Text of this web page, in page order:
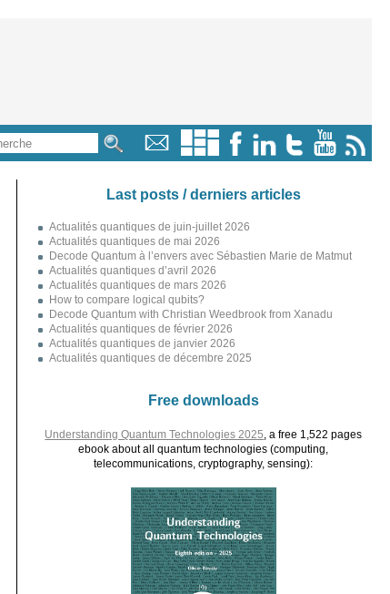
Last posts / derniers articles
Actualités quantiques de juin-juillet 2026
Actualités quantiques de mai 2026
Decode Quantum à l’envers avec Sébastien Marie de Matmut
Actualités quantiques d’avril 2026
Actualités quantiques de mars 2026
How to compare logical qubits?
Decode Quantum with Christian Weedbrook from Xanadu
Actualités quantiques de février 2026
Actualités quantiques de janvier 2026
Actualités quantiques de décembre 2025
Free downloads
Understanding Quantum Technologies 2025 , a free 1,522 pages
ebook about all quantum technologies (computing,
telecommunications, cryptography, sensing):